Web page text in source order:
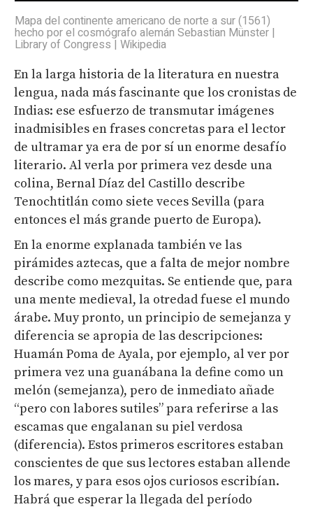
Mapa del continente americano de norte a sur (1561)
hecho por el cosmógrafo alemán Sebastian Münster |
Library of Congress | Wikipedia
En la larga historia de la literatura en nuestra
lengua, nada más fascinante que los cronistas de
Indias: ese esfuerzo de transmutar imágenes
inadmisibles en frases concretas para el lector
de ultramar ya era de por sí un enorme desafío
literario. Al verla por primera vez desde una
colina, Bernal Díaz del Castillo describe
Tenochtitlán como siete veces Sevilla (para
entonces el más grande puerto de Europa).
En la enorme explanada también ve las
pirámides aztecas, que a falta de mejor nombre
describe como mezquitas. Se entiende que, para
una mente medieval, la otredad fuese el mundo
árabe. Muy pronto, un principio de semejanza y
diferencia se apropia de las descripciones:
Huamán Poma de Ayala, por ejemplo, al ver por
primera vez una guanábana la define como un
melón (semejanza), pero de inmediato añade
“pero con labores sutiles” para referirse a las
escamas que engalanan su piel verdosa
(diferencia). Estos primeros escritores estaban
conscientes de que sus lectores estaban allende
los mares, y para esos ojos curiosos escribían.
Habrá que esperar la llegada del período